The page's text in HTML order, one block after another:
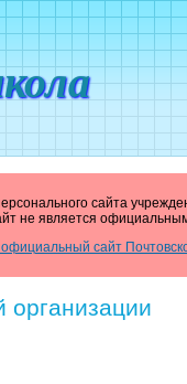
сайта
не является
сайт
организации